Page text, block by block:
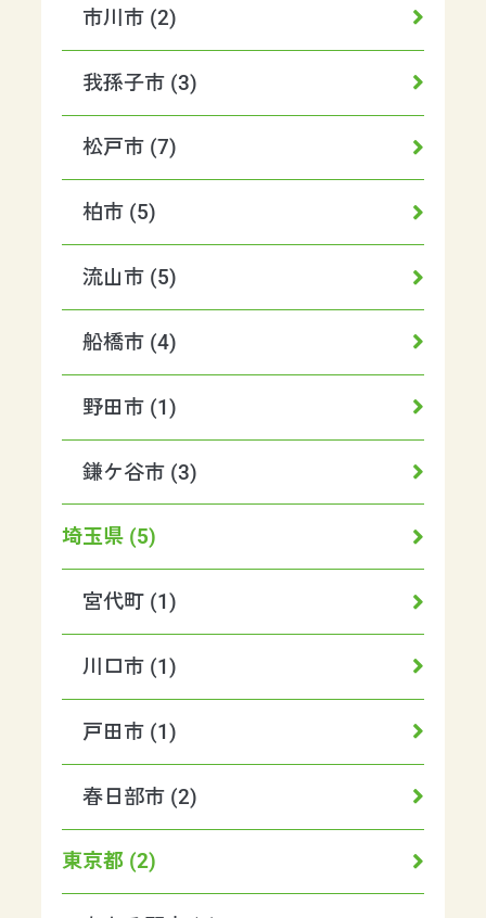
市川市 (2)
我孫子市 (3)
松戸市 (7)
柏市 (5)
流山市 (5)
船橋市 (4)
野田市 (1)
鎌ケ谷市 (3)
埼玉県 (5)
宮代町 (1)
川口市 (1)
戸田市 (1)
春日部市 (2)
東京都 (2)